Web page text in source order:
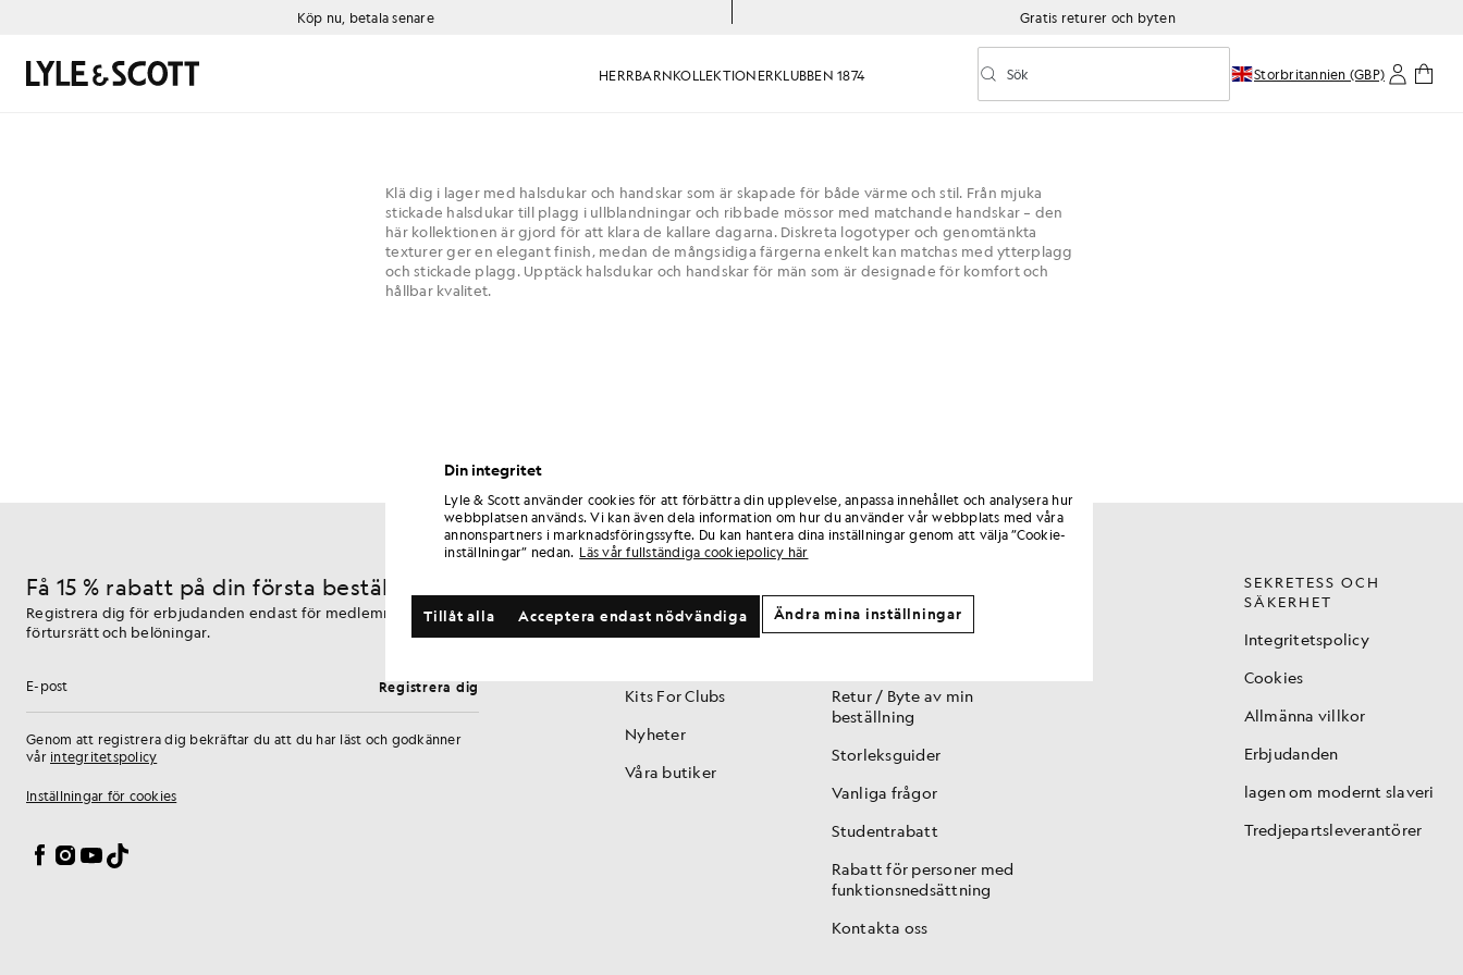
Köp nu, betala senare Gratis returer och byten
HERRBARNKOLLEKTIONERKLUBBEN 1874 Aktivera/inaktivera prediktiv sökning
Sök Sök Storbritannien (GBP)
Klä dig i lager med halsdukar och handskar som är skapade för både värme och stil. Från mjuka
stickade halsdukar till plagg i ullblandningar och ribbade mössor med matchande handskar – den
här kollektionen är gjord för att klara de kallare dagarna. Diskreta logotyper och genomtänkta
texturer ger en elegant finish, medan de mångsidiga färgerna enkelt kan matchas med ytterplagg
och stickade plagg. Upptäck halsdukar och handskar för män som är designade för komfort och
hållbar kvalitet.
Få 15 % rabatt på din första beställning
Registrera dig för erbjudanden endast för medlemmar,
förtursrätt och belöningar.
E-postadress Registrera dig
Genom att registrera dig bekräftar du att du har läst och godkänner
vår integritetspolicy
Inställningar för cookies
Facebook
Instagram
YouTube
TikTok
Historia
Kits For Clubs
Nyheter
Våra butiker
Club 1874 / Lojalitet
Retur / Byte av min
beställning
Storleksguider
Vanliga frågor
Studentrabatt
Rabatt för personer med
funktionsnedsättning
Kontakta oss
SEKRETESS OCH
SÄKERHET
Integritetspolicy
Cookies
Allmänna villkor
Erbjudanden
lagen om modernt slaveri
Tredjepartsleverantörer
Din integritet
Lyle & Scott använder cookies för att förbättra din upplevelse, anpassa innehållet och analysera hur
webbplatsen används. Vi kan även dela information om hur du använder vår webbplats med våra
annonspartners i marknadsföringssyfte. Du kan hantera dina inställningar genom att välja ”Cookie-
inställningar” nedan. Läs vår fullständiga cookiepolicy här
Acceptera endast nödvändiga
Tillåt alla Ändra mina inställningar